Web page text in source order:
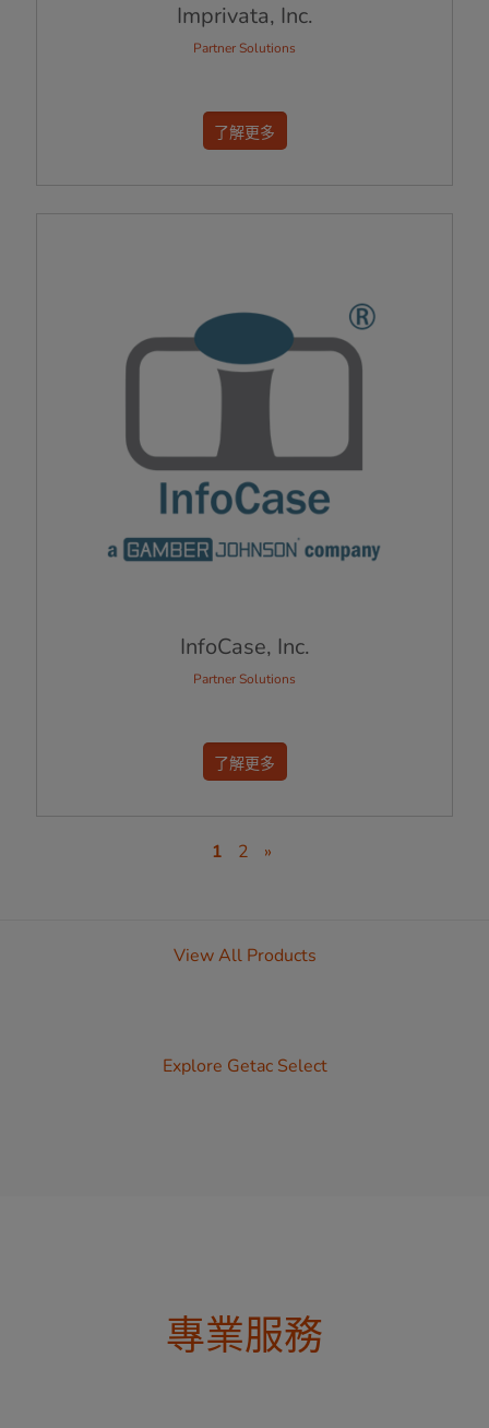
Imprivata, Inc.
Partner Solutions
了解更多
InfoCase, Inc.
Partner Solutions
了解更多
1 2 »
View All Products
Explore Getac Select
專業服務